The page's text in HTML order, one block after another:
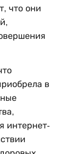
что они
в
интернет-